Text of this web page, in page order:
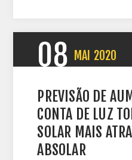
08 MAI 2020
PREVISÃO DE
CONTA DE LUZ
SOLAR MAIS
ABSOLAR